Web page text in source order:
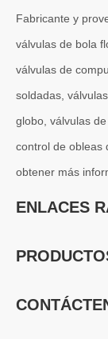
Fabricante y
válvulas de bola
válvulas de
soldadas,
globo, válvulas
control de obleas
obtener más
ENLACES